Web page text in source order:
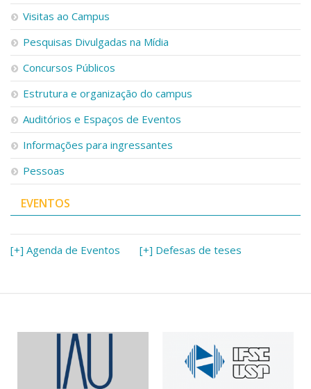
Extensão à Comunidade
Projetos, Programas e Cursos
Artes, Cultura e Esportes
Museus e Espaços Interativos
Serviços
Bibliotecas
Apoio ao Estudante
Segurança, Trânsito e Prevenção
RH, Administrativo e Financeiro
Outros serviços
Comunicação
Assessorias e Mídias
Aplicativos e Sites
Jornal da USP
Agenda de Eventos
Visitas ao Campus
Pesquisas Divulgadas na Mídia
Concursos Públicos
Estrutura e organização do campus
Auditórios e Espaços de Eventos
Informações para ingressantes
Pessoas
EVENTOS
[+] Agenda de Eventos [+] Defesas de teses